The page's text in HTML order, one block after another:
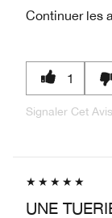
Continuer les
1
Signaler Cet Avis
UNE